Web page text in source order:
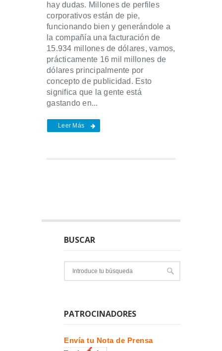
hay dudas. Millones de perfiles
corporativos están de pie,
funcionando bien y generándole a
la compañía una facturación de
15.934 millones de dólares, vamos,
prácticamente 16 mil millones de
dólares principalmente por
concepto de publicidad. Esto
significa que la gente está
gastando en...
Leer Más
BUSCAR
PATROCINADORES
Envía tu Nota de Prensa